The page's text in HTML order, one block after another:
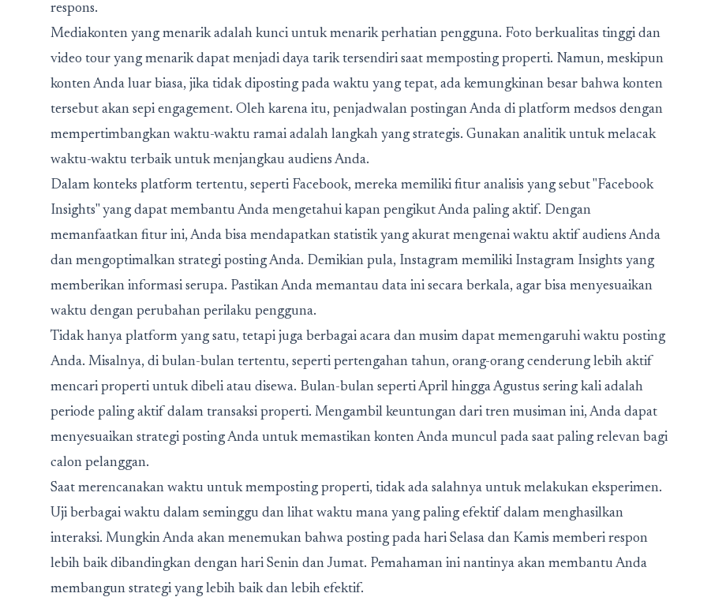
respons.
Mediakonten yang menarik adalah kunci untuk menarik perhatian pengguna. Foto berkualitas tinggi dan
video tour yang menarik dapat menjadi daya tarik tersendiri saat memposting properti. Namun, meskipun
konten Anda luar biasa, jika tidak diposting pada waktu yang tepat, ada kemungkinan besar bahwa konten
tersebut akan sepi engagement. Oleh karena itu, penjadwalan postingan Anda di platform medsos dengan
mempertimbangkan waktu-waktu ramai adalah langkah yang strategis. Gunakan analitik untuk melacak
waktu-waktu terbaik untuk menjangkau audiens Anda.
Dalam konteks platform tertentu, seperti Facebook, mereka memiliki fitur analisis yang sebut "Facebook
Insights" yang dapat membantu Anda mengetahui kapan pengikut Anda paling aktif. Dengan
memanfaatkan fitur ini, Anda bisa mendapatkan statistik yang akurat mengenai waktu aktif audiens Anda
dan mengoptimalkan strategi posting Anda. Demikian pula, Instagram memiliki Instagram Insights yang
memberikan informasi serupa. Pastikan Anda memantau data ini secara berkala, agar bisa menyesuaikan
waktu dengan perubahan perilaku pengguna.
Tidak hanya platform yang satu, tetapi juga berbagai acara dan musim dapat memengaruhi waktu posting
Anda. Misalnya, di bulan-bulan tertentu, seperti pertengahan tahun, orang-orang cenderung lebih aktif
mencari properti untuk dibeli atau disewa. Bulan-bulan seperti April hingga Agustus sering kali adalah
periode paling aktif dalam transaksi properti. Mengambil keuntungan dari tren musiman ini, Anda dapat
menyesuaikan strategi posting Anda untuk memastikan konten Anda muncul pada saat paling relevan bagi
calon pelanggan.
Saat merencanakan waktu untuk memposting properti, tidak ada salahnya untuk melakukan eksperimen.
Uji berbagai waktu dalam seminggu dan lihat waktu mana yang paling efektif dalam menghasilkan
interaksi. Mungkin Anda akan menemukan bahwa posting pada hari Selasa dan Kamis memberi respon
lebih baik dibandingkan dengan hari Senin dan Jumat. Pemahaman ini nantinya akan membantu Anda
membangun strategi yang lebih baik dan lebih efektif.